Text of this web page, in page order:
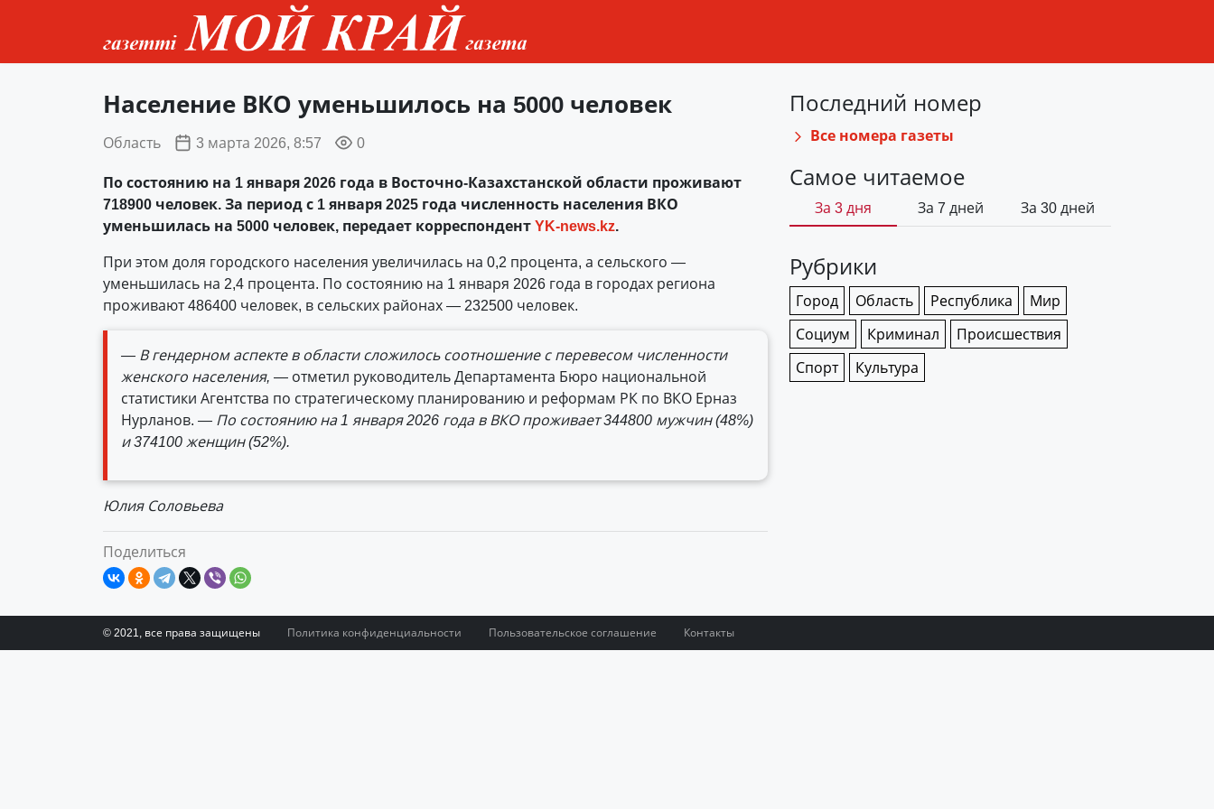
Население ВКО уменьшилось на 5000 человек
Область 3 марта 2026, 8:57
0
По состоянию на 1 января 2026 года в Восточно-Казахстанской области проживают
718900 человек. За период с 1 января 2025 года численность населения ВКО
уменьшилась на 5000 человек, передает корреспондентYK-news.kz.
При этом доля городского населения увеличилась на 0,2 процента, а сельского —
уменьшилась на 2,4 процента. По состоянию на 1 января 2026 года в городах региона
проживают 486400 человек, в сельских районах — 232500 человек.
— В гендерном аспекте в области сложилось соотношение с перевесом численности
женского населения, — отметил руководитель Департамента Бюро национальной
статистики Агентства по стратегическому планированию и реформам РК по ВКО Ерназ
Нурланов. — По состоянию на 1 января 2026 года в ВКО проживает 344800 мужчин (48%)
и 374100 женщин (52%).
Юлия Соловьева
Поделиться
Последний номер
Все номера газеты
Самое читаемое
За 3 дня За 7 дней За 30 дней
Рубрики
Город Область Республика
Мир
Социум
Криминал
Происшествия
Спорт
Культура
© 2021, все права защищены Политика конфиденциальности Пользовательское соглашение Контакты